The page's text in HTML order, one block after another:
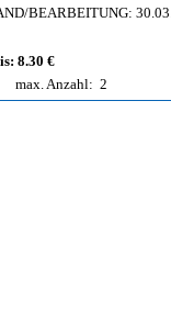
BEARBEITUNG:
8.30 €
max. Anzahl: 2